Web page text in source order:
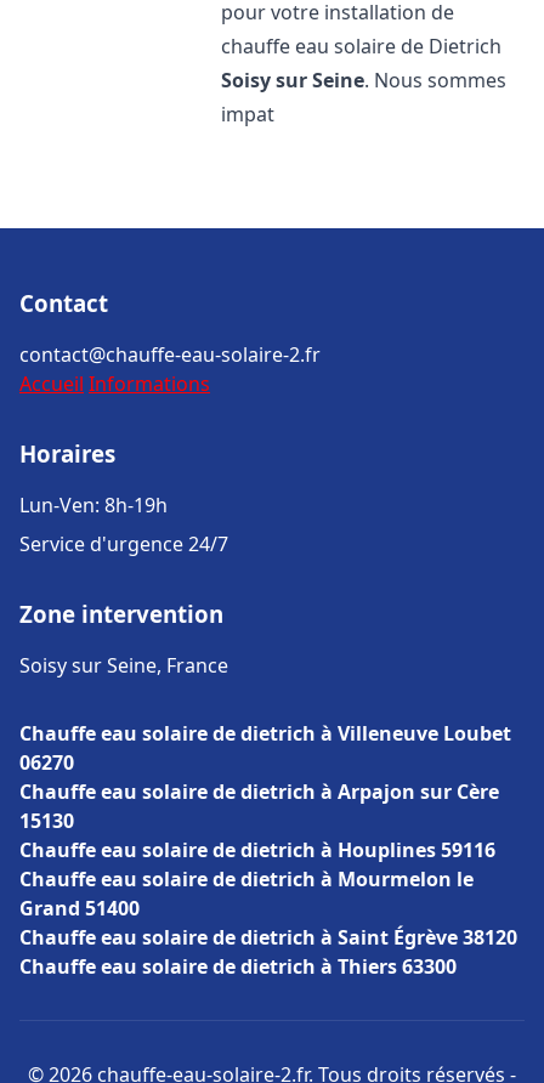
pour votre installation de
chauffe eau solaire de Dietrich
Soisy sur Seine. Nous sommes
impat
Contact
contact@chauffe-eau-solaire-2.fr
Accueil Informations
Horaires
Lun-Ven: 8h-19h
Service d'urgence 24/7
Zone intervention
Soisy sur Seine, France
Chauffe eau solaire de dietrich à Villeneuve Loubet
06270
Chauffe eau solaire de dietrich à Arpajon sur Cère
15130
Chauffe eau solaire de dietrich à Houplines 59116
Chauffe eau solaire de dietrich à Mourmelon le
Grand 51400
Chauffe eau solaire de dietrich à Saint Égrève 38120
Chauffe eau solaire de dietrich à Thiers 63300
© 2026 chauffe-eau-solaire-2.fr. Tous droits réservés -